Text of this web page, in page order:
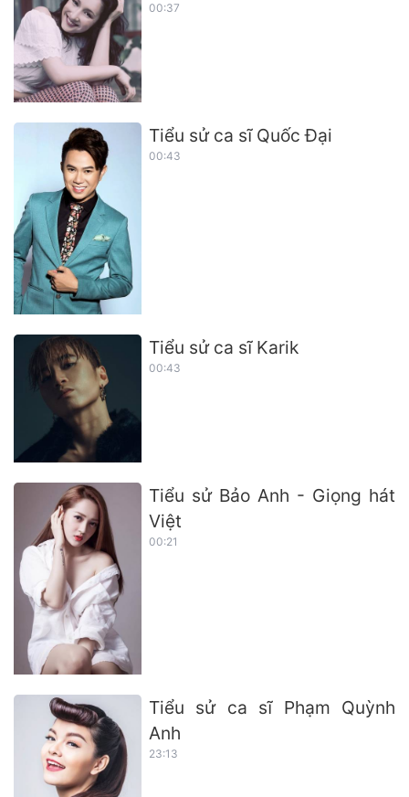
00:37
Tiểu sử ca sĩ Quốc Đại
00:43
Tiểu sử ca sĩ Karik
00:43
Tiểu sử Bảo Anh - Giọng hát
Việt
00:21
Tiểu sử ca sĩ Phạm Quỳnh
Anh
23:13